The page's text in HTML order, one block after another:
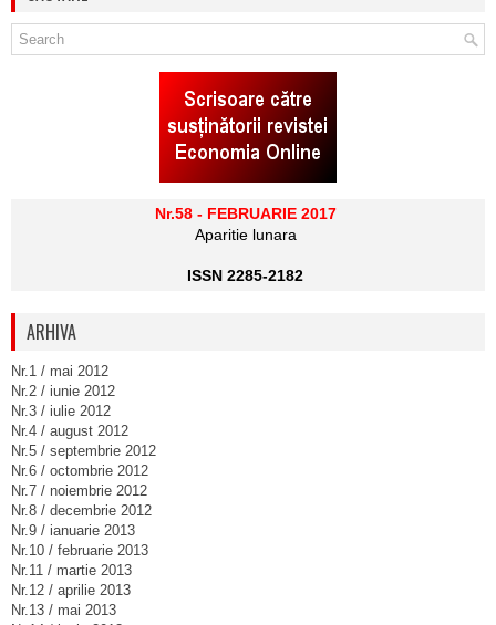
Nr.58 - FEBRUARIE 2017
Aparitie lunara
ISSN 2285-2182
ARHIVA
Nr.1 / mai 2012
Nr.2 / iunie 2012
Nr.3 / iulie 2012
Nr.4 / august 2012
Nr.5 / septembrie 2012
Nr.6 / octombrie 2012
Nr.7 / noiembrie 2012
Nr.8 / decembrie 2012
Nr.9 / ianuarie 2013
Nr.10 / februarie 2013
Nr.11 / martie 2013
Nr.12 / aprilie 2013
Nr.13 / mai 2013